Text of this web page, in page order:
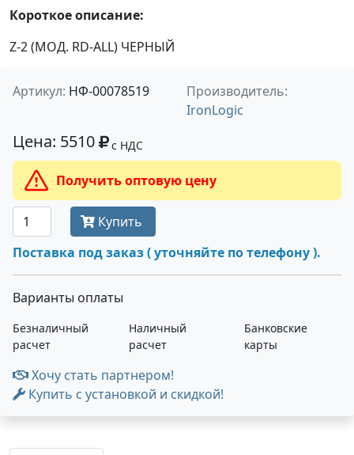
Короткое описание:
Z-2 (МОД. RD-ALL) ЧЕРНЫЙ
Артикул: НФ-00078519
Производитель:
IronLogic
Цена: 5510 с НДС
Получить оптовую цену
Купить
Поставка под заказ ( уточняйте по телефону ).
Варианты оплаты
Безналичный
расчет
Наличный
расчет
Банковские
карты
Хочу стать партнером!
Купить с установкой и скидкой!